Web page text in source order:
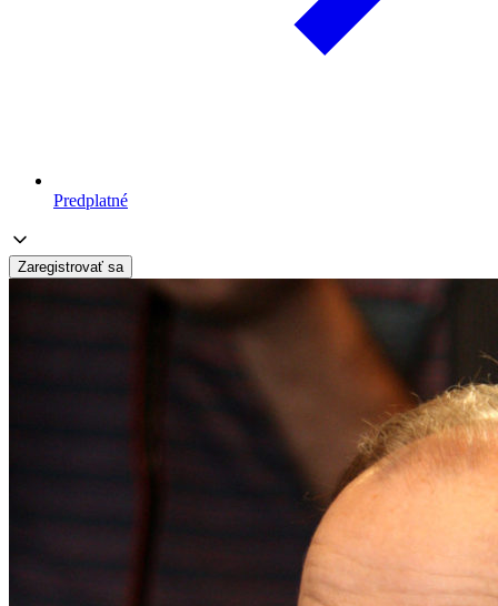
Predplatné
Zaregistrovať sa